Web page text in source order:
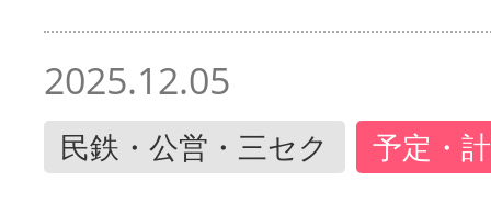
2025.12.05
民鉄・公営・三セク 予定・